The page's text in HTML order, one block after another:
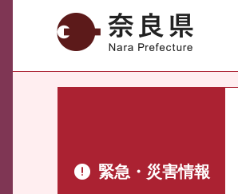
奈良県
緊急・災害情報